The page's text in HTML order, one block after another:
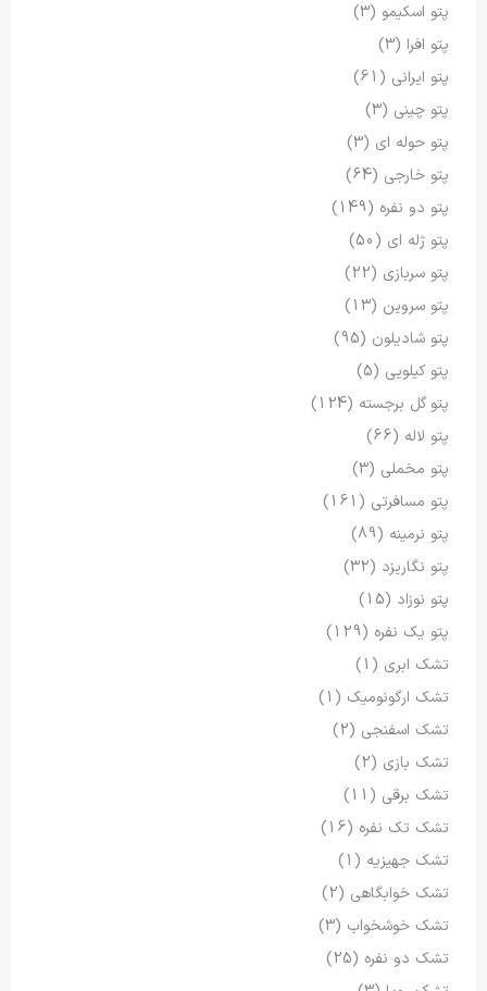
پتو اسکیمو (3)
پتو افرا (3)
پتو ایرانی (61)
پتو چینی (3)
پتو حوله ای (3)
پتو خارجی (64)
پتو دو نفره (149)
پتو ژله ای (50)
پتو سربازی (22)
پتو سروین (13)
پتو شادیلون (95)
پتو کیلویی (5)
پتو گل برجسته (124)
پتو لاله (66)
پتو مخملی (3)
پتو مسافرتی (161)
پتو نرمینه (89)
پتو نگاریزد (32)
پتو نوزاد (15)
پتو یک نفره (129)
تشک ابری (1)
تشک ارگونومیک (1)
تشک اسفنجی (2)
تشک بازی (2)
تشک برقی (11)
تشک تک نفره (16)
تشک جهیزیه (1)
تشک خوابگاهی (2)
تشک خوشخواب (3)
تشک دو نفره (25)